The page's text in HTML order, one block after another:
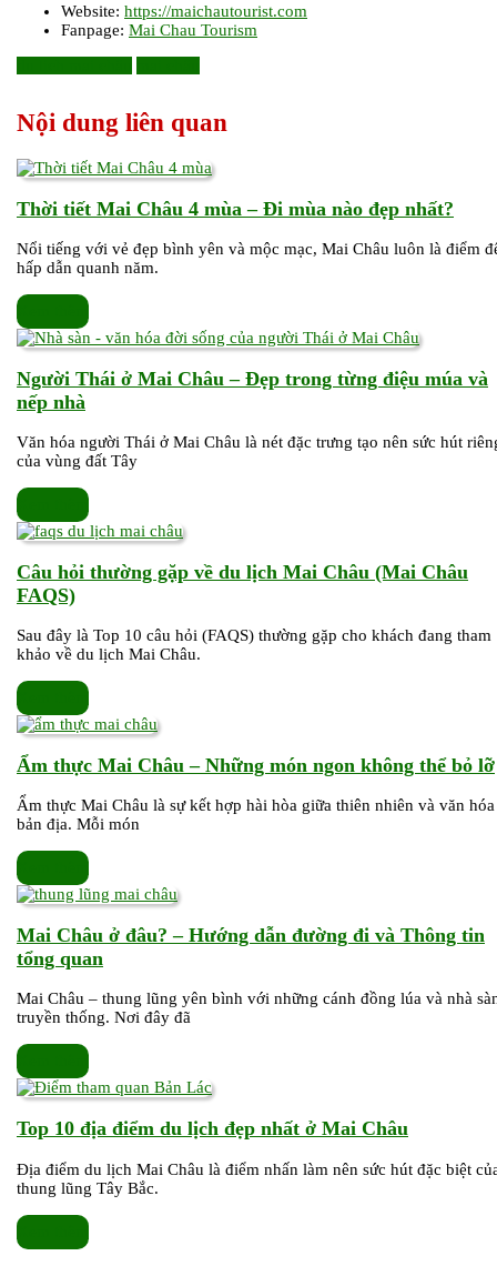
Website: https://maichautourist.com
Fanpage: Mai Chau Tourism
Nội dung liên quan
Thời tiết Mai Châu 4 mùa – Đi mùa nào đẹp nhất?
Mai
mùa
đẹp
Nổi tiếng với vẻ đẹp bình yên và mộc mạc, Mai Châu luôn là điểm
hấp dẫn quanh năm.
Xem thêmXem
thêm
Người Thái ở Mai Châu – Đẹp trong từng điệu múa và
nếp nhà
ở
Mai
Châu
–
Đẹp
trong
từng
múa
và
nếp
nhà
Văn hóa người Thái ở Mai Châu là nét đặc trưng tạo nên sức hút
của vùng đất Tây
Xem thêmXem
thêm
Câu hỏi thường gặp về du lịch Mai Châu (Mai Châu
FAQS)Câu
thường
gặp
về
du
lịch
Mai
Châu
(Mai
Châu
FAQS)
Sau đây là Top 10 câu hỏi (FAQS) thường gặp cho khách đang tham
khảo về du lịch Mai Châu.
Xem thêmXem
thêm
Ẩm thực Mai Châu – Những món ngon không thể bỏ lỡ
Ẩm thực Mai Châu là sự kết hợp hài hòa giữa thiên nhiên và văn hóa
bản địa. Mỗi món
Xem thêmXem
thêm
Mai Châu ở đâu? – Hướng dẫn đường đi và Thông tin
tổng quan
ở
đâu?
dẫn
đường
đi
và
Thông
Mai Châu – thung lũng yên bình với những cánh đồng lúa và nhà
truyền thống. Nơi đây đã
Xem thêmXem
Top 10 địa điểm du lịch đẹp nhất ở Mai Châu
địa
Địa điểm du lịch Mai Châu là điểm nhấn làm nên sức hút đặc biệt
thung lũng Tây Bắc.
Xem thêmXem
thêm